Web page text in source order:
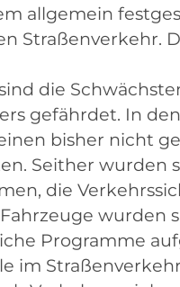
allgemein
Straßenverkehr.
die
gefährdet. In
bisher nicht
Seither wurden
die
wurden
Programme
im